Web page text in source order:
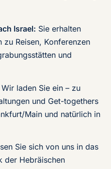
Israel: Sie erhalten
zu Reisen, Konferenzen
und
Wir laden Sie ein – zu
und Get-togethers
Main und natürlich in
Sie sich von uns in das
der Hebräischen